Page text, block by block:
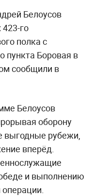
Белоусов
го
полка с
пункта Боровая в
сообщили в
Белоусов
оборону
выгодные рубежи,
вперёд.
и выполнению